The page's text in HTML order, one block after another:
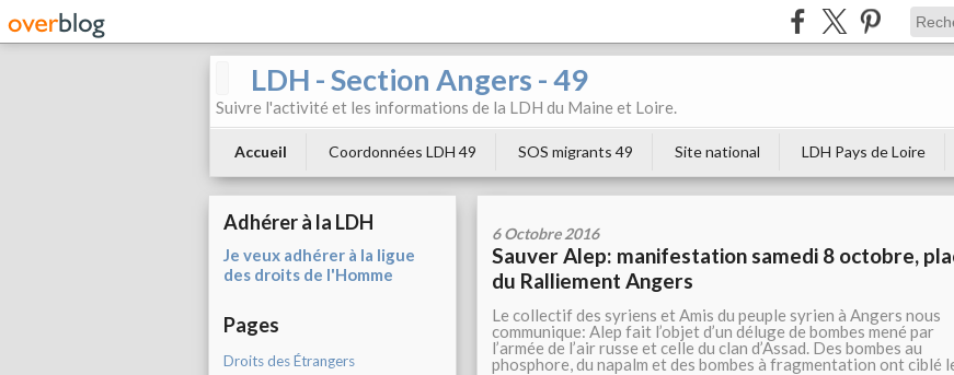
LDH - Section Angers - 49
Suivre l'activité et les informations de la LDH du Maine et Loire.
Accueil Coordonnées LDH 49 SOS migrants 49 Site national LDH Pays de Loire
Adhérer à la LDH
Je veux adhérer à la ligue
des droits de l'Homme
Pages
Droits des Étrangers
6 Octobre 2016
Sauver Alep: manifestation samedi 8 octobre,
du Ralliement Angers
Le collectif des syriens et Amis du peuple syrien à Angers nous
communique: Alep fait l’objet d’un déluge de bombes mené par
l’armée de l’air russe et celle du clan d’Assad. Des bombes au
phosphore, du napalm et des bombes à fragmentation ont ciblé